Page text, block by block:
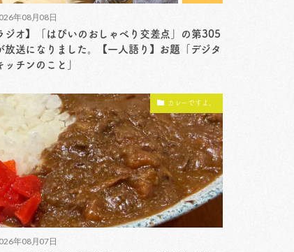
年08月08日
ジオ】「はぴいのおしゃべり交差点」の第305
放送になりました。【一人語り】お題「デジタ
ッチンのこと」
カレーですよ。
年08月07日